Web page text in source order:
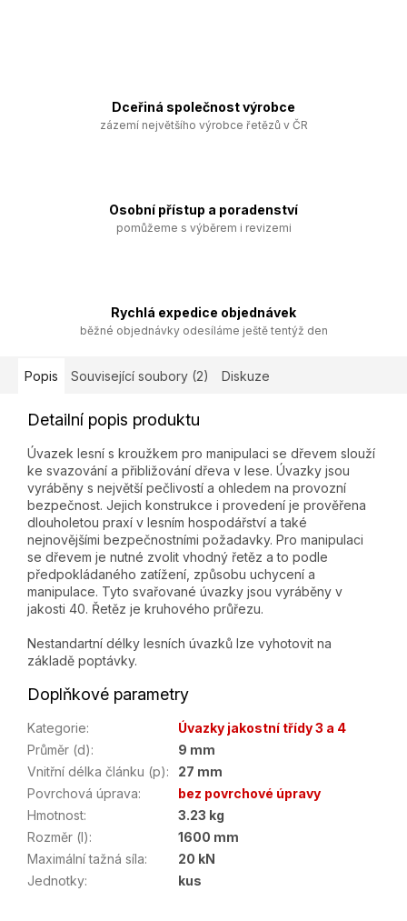
Dceřiná společnost výrobce
zázemí největšího výrobce řetězů v ČR
Osobní přístup a poradenství
pomůžeme s výběrem i revizemi
Rychlá expedice objednávek
běžné objednávky odesíláme ještě tentýž den
Popis Související soubory (2) Diskuze
Detailní popis produktu
Úvazek lesní s kroužkem pro manipulaci se dřevem slouží
ke svazování a přibližování dřeva v lese. Úvazky jsou
vyráběny s největší pečlivostí a ohledem na provozní
bezpečnost. Jejich konstrukce i provedení je prověřena
dlouholetou praxí v lesním hospodářství a také
nejnovějšími bezpečnostními požadavky. Pro manipulaci
se dřevem je nutné zvolit vhodný řetěz a to podle
předpokládaného zatížení, způsobu uchycení a
manipulace. Tyto svařované úvazky jsou vyráběny v
jakosti 40. Řetěz je kruhového průřezu.
Nestandartní délky lesních úvazků lze vyhotovit na
základě poptávky.
Doplňkové parametry
Kategorie:
Úvazky jakostní třídy 3 a 4
Průměr (d):
9 mm
Vnitřní délka článku (p):
27 mm
Povrchová úprava:
bez povrchové úpravy
Hmotnost:
3.23 kg
Rozměr (l):
1600 mm
Maximální tažná síla:
20 kN
Jednotky: kus